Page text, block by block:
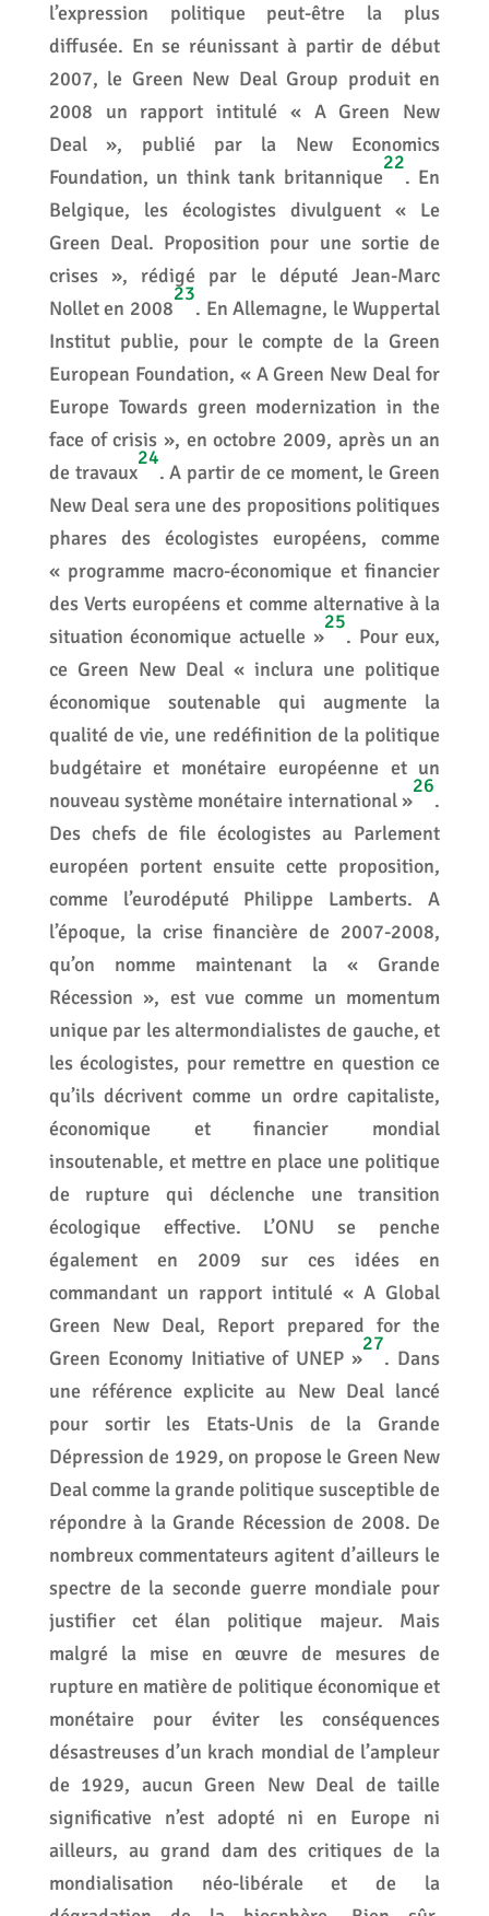
l’expression politique peut-être la plus
diffusée. En se réunissant à partir de début
2007, le Green New Deal Group produit en
2008 un rapport intitulé « A Green New
Deal », publié par la New Economics
Foundation, un think tank britannique
22
. En
Belgique, les écologistes divulguent « Le
Green Deal. Proposition pour une sortie de
crises », rédigé par le député Jean-Marc
Nollet en 2008
23
. En Allemagne, le Wuppertal
Institut publie, pour le compte de la Green
European Foundation, « A Green New Deal for
Europe Towards green modernization in the
face of crisis », en octobre 2009, après un an
de travaux
24
. A partir de ce moment, le Green
New Deal sera une des propositions politiques
phares des écologistes européens, comme
« programme macro-économique et financier
des Verts européens et comme alternative à la
situation économique actuelle »
25
. Pour eux,
ce Green New Deal « inclura une politique
économique soutenable qui augmente la
qualité de vie, une redéfinition de la politique
budgétaire et monétaire européenne et un
nouveau système monétaire international »
26
.
Des chefs de file écologistes au Parlement
européen portent ensuite cette proposition,
comme l’eurodéputé Philippe Lamberts. A
l’époque, la crise financière de 2007-2008,
qu’on nomme maintenant la « Grande
Récession », est vue comme un momentum
unique par les altermondialistes de gauche, et
les écologistes, pour remettre en question ce
qu’ils décrivent comme un ordre capitaliste,
économique et financier mondial
insoutenable, et mettre en place une politique
de rupture qui déclenche une transition
écologique effective. L’ONU se penche
également en 2009 sur ces idées en
commandant un rapport intitulé « A Global
Green New Deal, Report prepared for the
Green Economy Initiative of UNEP »
27
. Dans
une référence explicite au New Deal lancé
pour sortir les Etats-Unis de la Grande
Dépression de 1929, on propose le Green New
Deal comme la grande politique susceptible de
répondre à la Grande Récession de 2008. De
nombreux commentateurs agitent d’ailleurs le
spectre de la seconde guerre mondiale pour
justifier cet élan politique majeur. Mais
malgré la mise en œuvre de mesures de
rupture en matière de politique économique et
monétaire pour éviter les conséquences
désastreuses d’un krach mondial de l’ampleur
de 1929, aucun Green New Deal de taille
significative n’est adopté ni en Europe ni
ailleurs, au grand dam des critiques de la
mondialisation néo-libérale et de la